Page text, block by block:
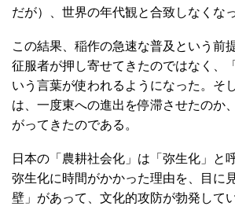
だが）、世界の年代観と合致しなくな
この結果、稲作の急速な普及という前
征服者が押し寄せてきたのではなく、
いう言葉が使われるようになった。そ
は、一度東への進出を停滞させたのか
がってきたのである。
日本の「農耕社会化」は「弥生化」と
弥生化に時間がかかった理由を、目に
壁」があって、文化的攻防が勃発して